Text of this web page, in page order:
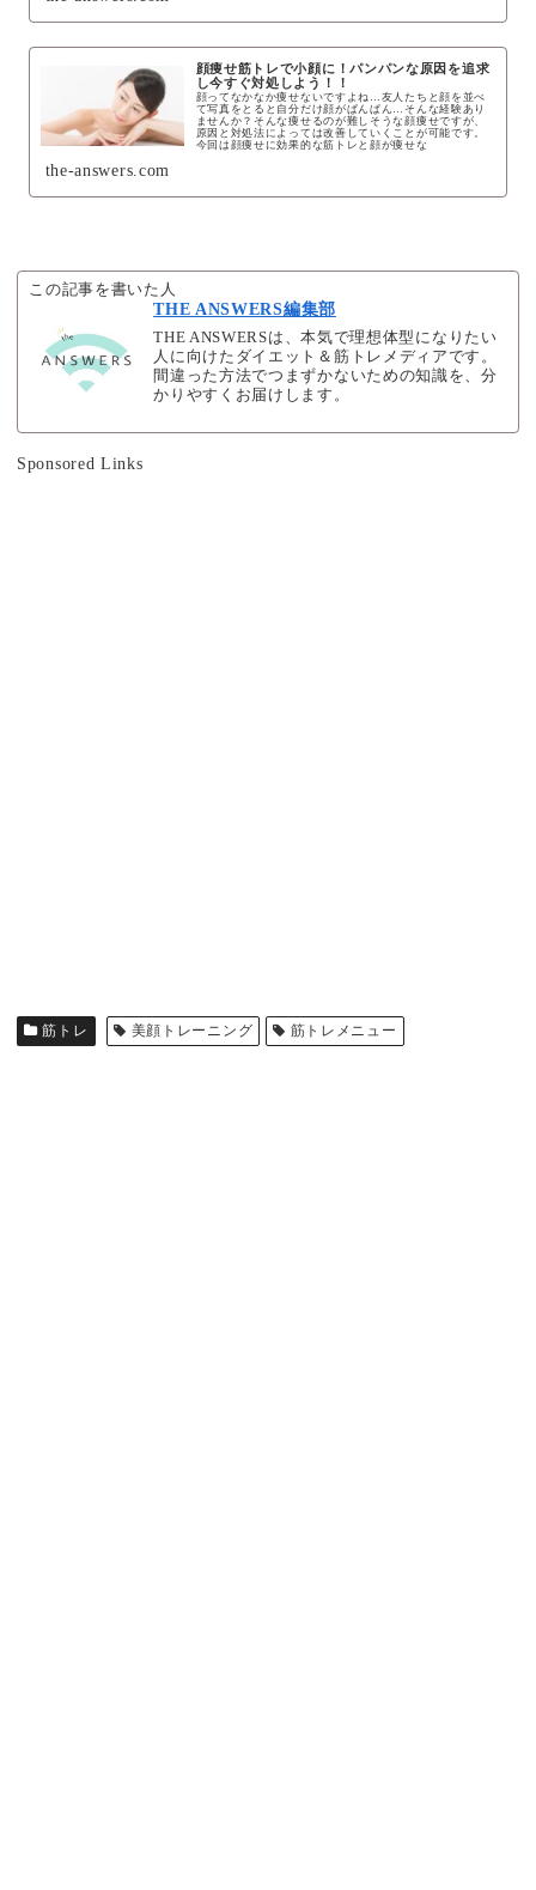
顔痩せ筋トレで小顔に！パンパンな原因を追求
し今すぐ対処しよう！！
顔ってなかなか痩せないですよね…友人たちと顔を並べ
て写真をとると自分だけ顔がぱんぱん…そんな経験あり
ませんか？そんな痩せるのが難しそうな顔痩せですが、
原因と対処法によっては改善していくことが可能です。
今回は顔痩せに効果的な筋トレと顔が痩せな
the-answers.com
この記事を書いた人
THE ANSWERS編集部
THE ANSWERSは、本気で理想体型になりたい
人に向けたダイエット＆筋トレメディアです。
間違った方法でつまずかないための知識を、分
かりやすくお届けします。
Sponsored Links
筋トレ 美顔トレーニング 筋トレメニュー